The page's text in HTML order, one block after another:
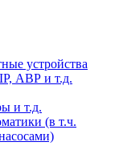
устройства
АВР и т.д.
и т.д.
(в т.ч.